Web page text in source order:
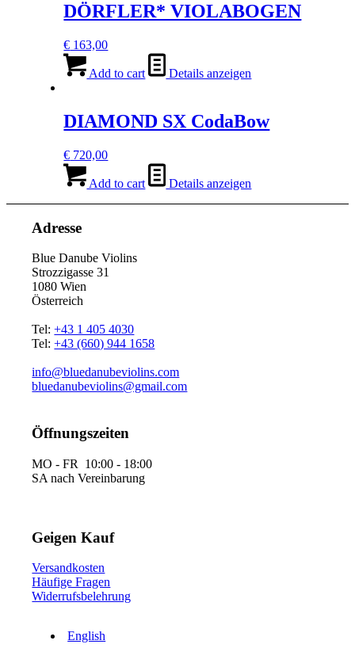
DÖRFLER* VIOLABOGEN
€ 163,00
Add to cart Details anzeigen
DIAMOND SX CodaBow
€ 720,00
Add to cart Details anzeigen
Adresse
Blue Danube Violins
Strozzigasse 31
1080 Wien
Österreich
Tel:+43 1 405 4030
Tel:+43 (660) 944 1658
info@bluedanubeviolins.com
bluedanubeviolins@gmail.com
Öffnungszeiten
MO - FR 10:00 - 18:00
SA nach Vereinbarung
Geigen Kauf
Versandkosten
Häufige Fragen
Widerrufsbelehrung
English